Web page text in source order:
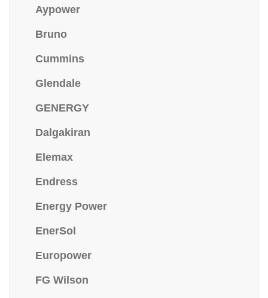
Aypower
Bruno
Cummins
Glendale
GENERGY
Dalgakiran
Elemax
Endress
Energy Power
EnerSol
Europower
FG Wilson